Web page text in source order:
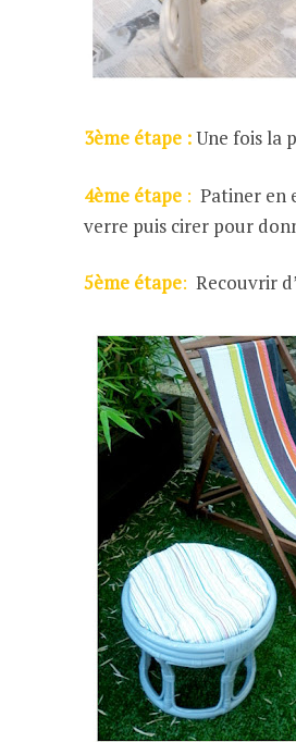
3ème étape :Une fois la
4ème étape : Patiner en
verre puis cirer pour
5ème étape: Recouvrir